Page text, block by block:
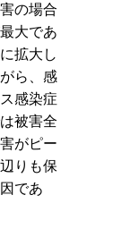
の場合
大であ
拡大し
ら、感
感染症
被害全
がピー
りも保
であ